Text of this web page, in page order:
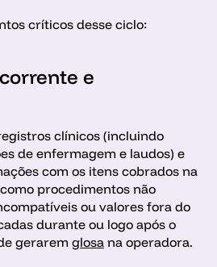
críticos desse ciclo:
e
clínicos (incluindo
de enfermagem e laudos) e
com os itens cobrados na
procedimentos não
ou valores fora do
durante ou logo após o
gerarem glosa na operadora.